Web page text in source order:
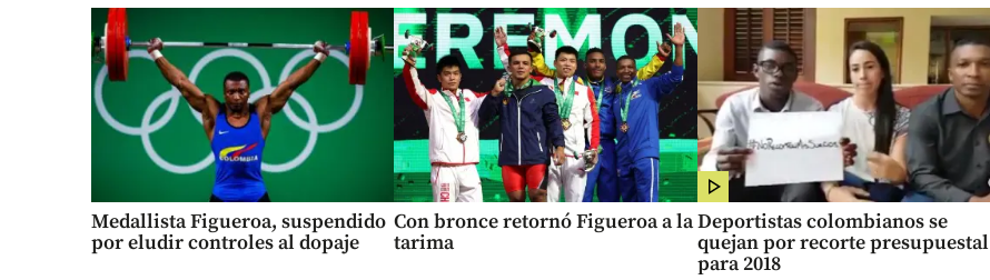
Medallista Figueroa, suspendido
por eludir controles al dopaje
Con bronce retornó Figueroa a la
tarima
Deportistas colombianos se
quejan por recorte presupuestal
para 2018